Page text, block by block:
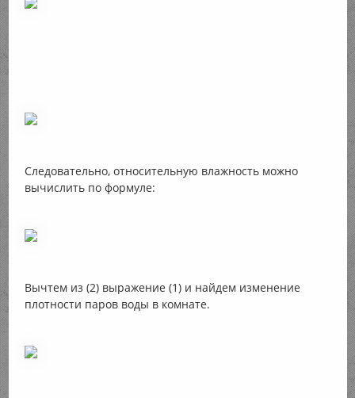
Следовательно, относительную влажность можно
вычислить по формуле:
Вычтем из (2) выражение (1) и найдем изменение
плотности паров воды в комнате.